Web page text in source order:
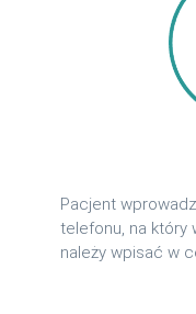
Pacjent
telefonu, na który
należy wpisać w